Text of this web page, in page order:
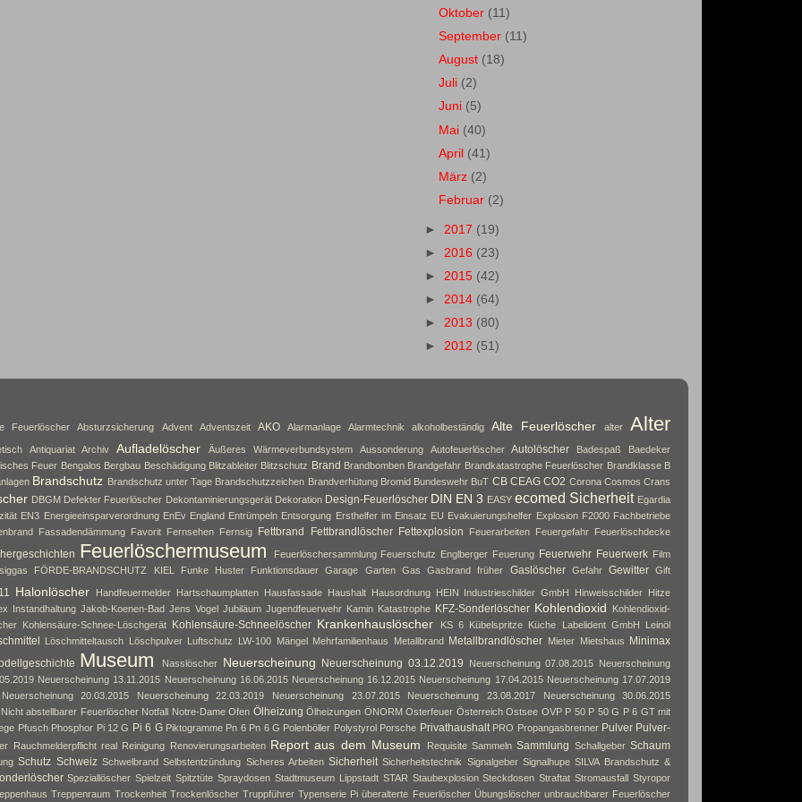
Oktober (11)
September (11)
August (18)
Juli (2)
Juni (5)
Mai (40)
April (41)
März (2)
Februar (2)
► 2017 (19)
► 2016 (23)
► 2015 (42)
► 2014 (64)
► 2013 (80)
► 2012 (51)
Feuerlöscher Absturzsicherung Advent Adventszeit AKO Alarmanlage Alarmtechnik alkoholbeständig Alte Feuerlöscher alter
Alter
Antiquariat Archiv Aufladelöscher Äußeres Wärmeverbundsystem Aussonderung Autofeuerlöscher Autolöscher Badespaß
Baedeker
Feuer Bengalos Bergbau Beschädigung Blitzableiter Blitzschutz Brand Brandbomben Brandgefahr Brandkatastrophe Feuerlöscher Brandklasse B
Brandschutz Brandschutz unter Tage Brandschutzzeichen Brandverhütung Bromid Bundeswehr BuT CB CEAG CO2 Corona Cosmos Crans
DBGM Defekter Feuerlöscher Dekontaminierungsgerät Dekoration Design-Feuerlöscher DIN EN 3 EASY ecomed Sicherheit Egardia
EN3 Energieeinsparverordnung EnEv England Entrümpeln Entsorgung Ersthelfer im Einsatz EU Evakuierungshelfer Explosion F2000 Fachbetriebe
Fassadendämmung Favorit Fernsehen Fernsig Fettbrand Fettbrandlöscher Fettexplosion Feuerarbeiten Feuergefahr Feuerlöschdecke
Feuerlöschermuseum Feuerlöschersammlung Feuerschutz Englberger Feuerung Feuerwehr Feuerwerk Film
FÖRDE-BRANDSCHUTZ KIEL Funke Huster Funktionsdauer Garage Garten Gas Gasbrand früher Gaslöscher Gefahr Gewitter Gift
Halonlöscher Handfeuermelder Hartschaumplatten Hausfassade Haushalt Hausordnung HEIN Industrieschilder GmbH Hinweisschilder Hitze
Instandhaltung Jakob-Koenen-Bad Jens Vogel Jubiläum Jugendfeuerwehr Kamin Katastrophe KFZ-Sonderlöscher Kohlendioxid
Kohlendioxid-
Kohlensäure-Schnee-Löschgerät Kohlensäure-Schneelöscher Krankenhauslöscher KS 6 Kübelspritze Küche Labelident GmbH
Leinöl
Löschmitteltausch Löschpulver Luftschutz LW-100 Mängel Mehrfamilienhaus Metallbrand Metallbrandlöscher Mieter Mietshaus Minimax
Museum Nasslöscher Neuerscheinung Neuerscheinung 03.12.2019 Neuerscheinung 07.08.2015 Neuerscheinung
Neuerscheinung 13.11.2015 Neuerscheinung 16.06.2015 Neuerscheinung 16.12.2015 Neuerscheinung 17.04.2015 Neuerscheinung 17.07.2019
Neuerscheinung 20.03.2015 Neuerscheinung 22.03.2019 Neuerscheinung 23.07.2015 Neuerscheinung 23.08.2017
Neuerscheinung 30.06.2015
Nicht abstellbarer Feuerlöscher Notfall Notre-Dame Ofen Ölheizung Ölheizungen ÖNORM Osterfeuer Österreich Ostsee OVP P 50 P 50 G P 6 GT mit
Pfusch Phosphor Pi 12 G Pi 6 G Piktogramme Pn 6 Pn 6 G Polenböller Polystyrol Porsche Privathaushalt PRO Propangasbrenner Pulver Pulver-
Rauchmelderpflicht real Reinigung Renovierungsarbeiten Report aus dem Museum Requisite Sammeln Sammlung Schallgeber Schaum
Schutz Schweiz Schwelbrand Selbstentzündung Sicheres Arbeiten Sicherheit Sicherheitstechnik Signalgeber Signalhupe SILVA Brandschutz &
Speziallöscher Spielzeit Spitztüte Spraydosen Stadtmuseum Lippstadt STAR Staubexplosion Steckdosen Straftat Stromausfall Styropor
Treppenraum Trockenheit Trockenlöscher Truppführer Typenserie Pi überalterte Feuerlöscher Übungslöscher unbrauchbarer Feuerlöscher